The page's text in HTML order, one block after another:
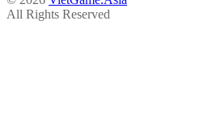
All Rights Reserved